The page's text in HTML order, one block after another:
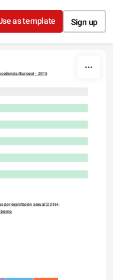
as template Sign up
(Europa) - 2015
por explotación sexual (2016)-